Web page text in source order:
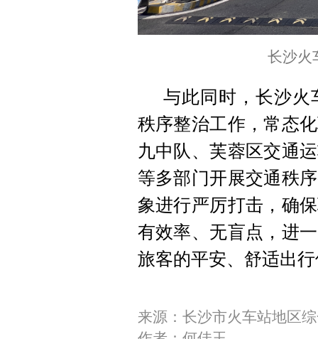
长沙火
与此同时，长沙火
秩序整治工作，常态
九中队、芙蓉区交通
等多部门开展交通秩
象进行严厉打击，确
有效率、无盲点，进
旅客的平安、舒适出
来源：长沙市火车站地区